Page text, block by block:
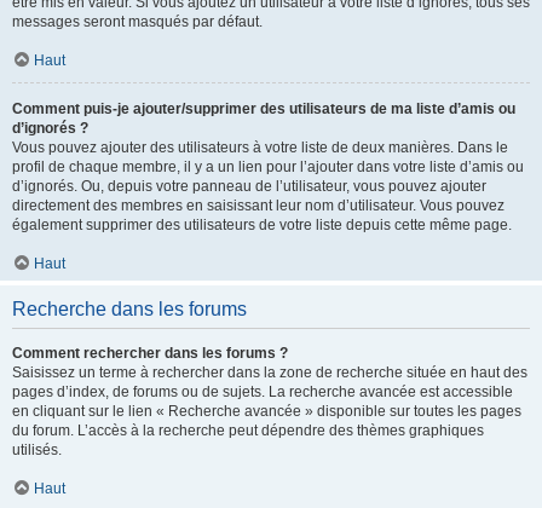
messages seront masqués par défaut.
Haut
Comment puis-je ajouter/supprimer des utilisateurs de ma liste d’amis ou
d’ignorés ?
Vous pouvez ajouter des utilisateurs à votre liste de deux manières. Dans le
profil de chaque membre, il y a un lien pour l’ajouter dans votre liste d’amis ou
d’ignorés. Ou, depuis votre panneau de l’utilisateur, vous pouvez ajouter
directement des membres en saisissant leur nom d’utilisateur. Vous pouvez
également supprimer des utilisateurs de votre liste depuis cette même page.
Haut
Recherche dans les forums
Comment rechercher dans les forums ?
Saisissez un terme à rechercher dans la zone de recherche située en haut des
pages d’index, de forums ou de sujets. La recherche avancée est accessible
en cliquant sur le lien « Recherche avancée » disponible sur toutes les pages
du forum. L’accès à la recherche peut dépendre des thèmes graphiques
utilisés.
Haut